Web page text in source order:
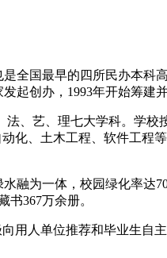
全国最早的四所民办本科
创办，1993年开始筹建
、艺、理七大学科。学
化、土木工程、软件工程
为一体，校园绿化率达
367万余册。
用人单位推荐和毕业生自